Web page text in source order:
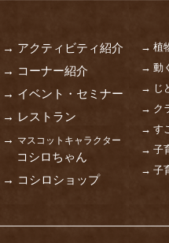
→ アクティビティ紹介
→ コーナー紹介
→ イベント・セミナー
→ レストラン
→ マスコットキャラクター
コシロちゃん
→ コシロショップ
→ 植
→ 動
→ じ
→ ク
→ す
→ 子
→ 子